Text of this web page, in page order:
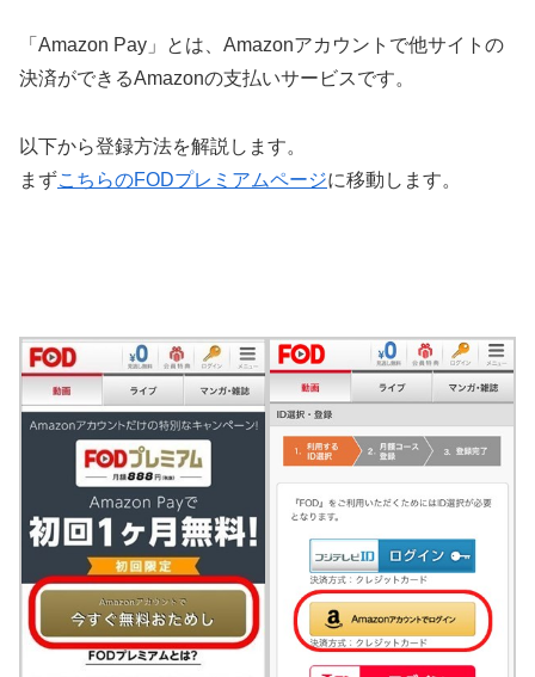
「Amazon Pay」とは、Amazonアカウントで他サイトの
決済ができるAmazonの支払いサービスです。
以下から登録方法を解説します。
まずこちらのFODプレミアムページに移動します。